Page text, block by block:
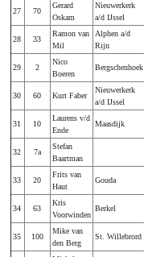
27 70
Gerard
Oskam
Nieuwerkerk
a/d IJssel
28 33
Ramon van
Mil
Alphen a/d
Rijn
29 2
Nico
Boeren
Bergschenhoek
30 60 Kurt Faber
Nieuwerkerk
a/d IJssel
31 10
Laurens v/d
Ende
Maasdijk
32 7a
Stefan
Baartman
33 20
Frits van
Haut
Gouda
34 63
Kris
Voorwinden
Berkel
35 100
Mike van
den Berg
St. Willebrord